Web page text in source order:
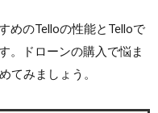
めのTelloの性能とTelloで
。ドローンの購入で悩ま
てみましょう。